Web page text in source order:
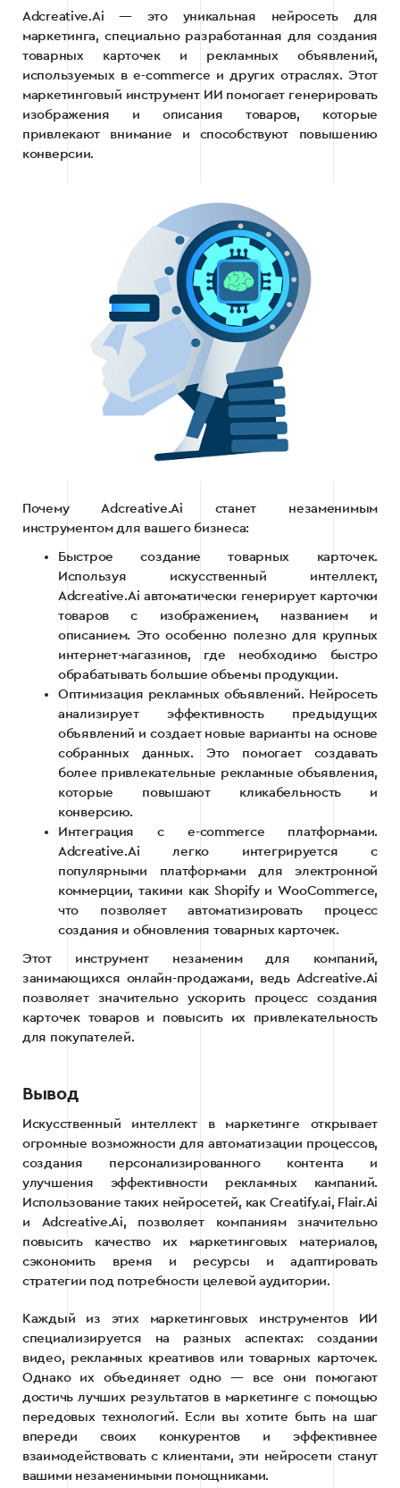
Adcreative.Ai — это уникальная нейросеть для
маркетинга, специально разработанная для создания
товарных карточек и рекламных объявлений,
используемых в e-commerce и других отраслях. Этот
маркетинговый инструмент ИИ помогает генерировать
изображения и описания товаров, которые
привлекают внимание и способствуют повышению
конверсии.
Почему Adcreative.Ai станет незаменимым
инструментом для вашего бизнеса:
Быстрое создание товарных карточек.
Используя искусственный интеллект,
Adcreative.Ai автоматически генерирует карточки
товаров с изображением, названием и
описанием. Это особенно полезно для крупных
интернет-магазинов, где необходимо быстро
обрабатывать большие объемы продукции.
Оптимизация рекламных объявлений. Нейросеть
анализирует эффективность предыдущих
объявлений и создает новые варианты на основе
собранных данных. Это помогает создавать
более привлекательные рекламные объявления,
которые повышают кликабельность и
конверсию.
Интеграция с e-commerce платформами.
Adcreative.Ai легко интегрируется с
популярными платформами для электронной
коммерции, такими как Shopify и WooCommerce,
что позволяет автоматизировать процесс
создания и обновления товарных карточек.
Этот инструмент незаменим для компаний,
занимающихся онлайн-продажами, ведь Adcreative.Ai
позволяет значительно ускорить процесс создания
карточек товаров и повысить их привлекательность
для покупателей.
Вывод
Искусственный интеллект в маркетинге открывает
огромные возможности для автоматизации процессов,
создания персонализированного контента и
улучшения эффективности рекламных кампаний.
Использование таких нейросетей, как Creatify.ai, Flair.Ai
и Adcreative.Ai, позволяет компаниям значительно
повысить качество их маркетинговых материалов,
сэкономить время и ресурсы и адаптировать
стратегии под потребности целевой аудитории.
Каждый из этих маркетинговых инструментов ИИ
специализируется на разных аспектах: создании
видео, рекламных креативов или товарных карточек.
Однако их объединяет одно — все они помогают
достичь лучших результатов в маркетинге с помощью
передовых технологий. Если вы хотите быть на шаг
впереди своих конкурентов и эффективнее
взаимодействовать с клиентами, эти нейросети станут
вашими незаменимыми помощниками.